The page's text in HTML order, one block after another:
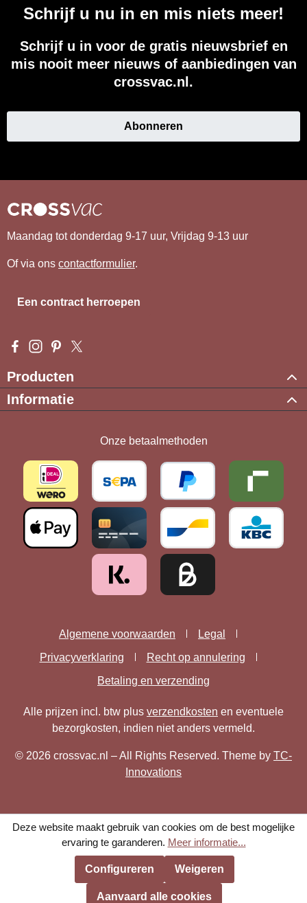
Schrijf u nu in en mis niets meer!
Schrijf u in voor de gratis nieuwsbrief en
mis nooit meer nieuws of aanbiedingen van
crossvac.nl.
Abonneren
Maandag tot donderdag 9-17 uur, Vrijdag 9-13 uur
Of via ons contactformulier.
Een contract herroepen
Visit us on Facebook – opens in a new browser tab (external
Check us out on Instagram – opens in a new browser tab
Get inspired on Pinterest – opens in a new browser
Follow us on X – opens in a new browser tab
Producten
Informatie
Onze betaalmethoden
Algemene voorwaarden
Legal
Privacyverklaring
Recht op annulering
Betaling en verzending
Alle prijzen incl. btw plus verzendkosten en eventuele
bezorgkosten, indien niet anders vermeld.
© 2026 crossvac.nl – All Rights Reserved. Theme by TC-
Innovations
Deze website maakt gebruik van cookies om de best mogelijke
ervaring te garanderen. Meer informatie...
Weigeren
Configureren
Aanvaard alle cookies